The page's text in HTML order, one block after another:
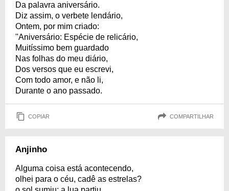
Da palavra aniversário.
Diz assim, o verbete lendário,
Ontem, por mim criado:
"Aniversário: Espécie de relicário,
Muitíssimo bem guardado
Nas folhas do meu diário,
Dos versos que eu escrevi,
Com todo amor, e não li,
Durante o ano passado.
COPIAR COMPARTILHAR
Anjinho
Alguma coisa está acontecendo,
olhei para o céu, cadê as estrelas?